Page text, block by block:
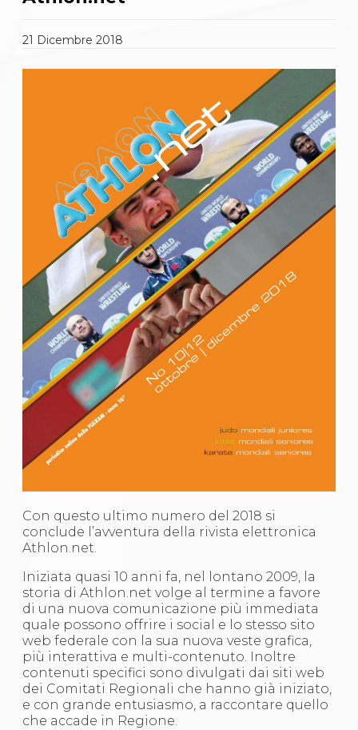
La disciplina
Gare e Risultati
Attività Didattica
Albi Federali
Karate
La disciplina
News
Gare e Risultati
Attività Didattica
Albi Federali
Arti marziali
Aikido
Ju Jitsu
Sumo
Capoeira
Grappling
BJJ
Pancrazio/Pankration
S'istrumpa
News
Calendario Attività
Difesa Personale MGA
La disciplina
Contatti
News
Catalogo formativo
Webinar
Corsi Monotematici
Corsi di Specializzazione
Corsi FIJLKAM-FISDIR
Corsi Preparatore Fisico
Edutraining class - Didattica infantile
Corso dirigenti sportivi
Corso Direttore di Gara
Abilitazioni
21 Dicembre2018
Con questo ultimo numero del 2018 si
conclude l’avventura della rivista elettronica
Athlon.net.
Iniziata quasi 10 anni fa, nel lontano 2009, la
storia di Athlon.net volge al termine a favore
di una nuova comunicazione più immediata
quale possono offrire i social e lo stesso sito
web federale con la sua nuova veste grafica,
più interattiva e multi-contenuto. Inoltre
contenuti specifici sono divulgati dai siti web
dei Comitati Regionali che hanno già iniziato,
e con grande entusiasmo, a raccontare quello
che accade in Regione.